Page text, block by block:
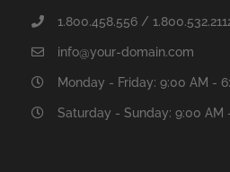
1.800.458.556 /
info@your-domain.com
Monday - Friday: 9:00 AM -
Saturday - Sunday: 9:00 AM